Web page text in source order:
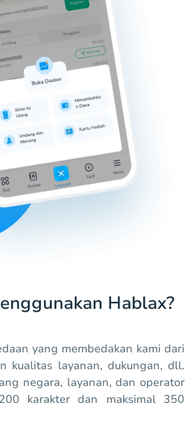
Hablax?
yang membedakan kami dari
kualitas layanan, dukungan, dll.
negara, layanan, dan operator
karakter dan maksimal 350